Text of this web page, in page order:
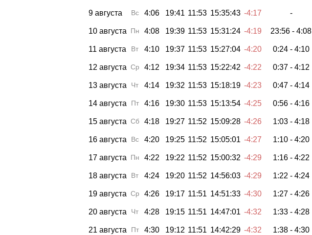
9 августа Вс 4:06 19:41 11:53 15:35:43 -4:17 -
10 августа Пн 4:08 19:39 11:53 15:31:24 -4:19 23:56 - 4:08
11 августа Вт 4:10 19:37 11:53 15:27:04 -4:20 0:24 - 4:10
12 августа Ср 4:12 19:34 11:53 15:22:42 -4:22 0:37 - 4:12
13 августа Чт 4:14 19:32 11:53 15:18:19 -4:23 0:47 - 4:14
14 августа Пт 4:16 19:30 11:53 15:13:54 -4:25 0:56 - 4:16
15 августа Сб 4:18 19:27 11:52 15:09:28 -4:26 1:03 - 4:18
16 августа Вс 4:20 19:25 11:52 15:05:01 -4:27 1:10 - 4:20
17 августа Пн 4:22 19:22 11:52 15:00:32 -4:29 1:16 - 4:22
18 августа Вт 4:24 19:20 11:52 14:56:03 -4:29 1:22 - 4:24
19 августа Ср 4:26 19:17 11:51 14:51:33 -4:30 1:27 - 4:26
20 августа Чт 4:28 19:15 11:51 14:47:01 -4:32 1:33 - 4:28
21 августа Пт 4:30 19:12 11:51 14:42:29 -4:32 1:38 - 4:30